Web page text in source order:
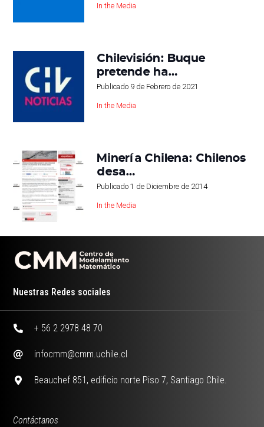
In the Media
Chilevisión: Buque
pretende ha…
Publicado 9 de Febrero de 2021
In the Media
Minería Chilena: Chilenos
desa…
Publicado 1 de Diciembre de 2014
In the Media
Nuestras Redes sociales
+ 56 2 2978 48 70
infocmm@cmm.uchile.cl
Beauchef 851, edificio norte Piso 7, Santiago Chile.
Contáctanos